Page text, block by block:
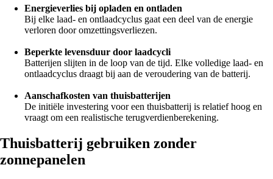
Energieverlies bij opladen en ontladen
Bij elke laad- en ontlaadcyclus gaat een deel van de energie
verloren door omzettingsverliezen.
Beperkte levensduur door laadcycli
Batterijen slijten in de loop van de tijd. Elke volledige laad- en
ontlaadcyclus draagt bij aan de veroudering van de batterij.
Aanschafkosten van thuisbatterijen
De initiële investering voor een thuisbatterij is relatief hoog en
vraagt om een realistische terugverdienberekening.
Thuisbatterij gebruiken zonder
zonnepanelen